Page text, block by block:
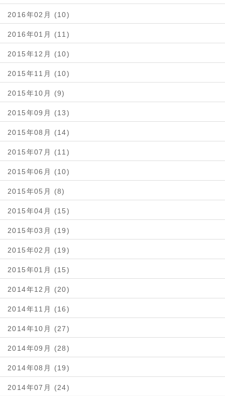
2016年02月 (10)
2016年01月 (11)
2015年12月 (10)
2015年11月 (10)
2015年10月 (9)
2015年09月 (13)
2015年08月 (14)
2015年07月 (11)
2015年06月 (10)
2015年05月 (8)
2015年04月 (15)
2015年03月 (19)
2015年02月 (19)
2015年01月 (15)
2014年12月 (20)
2014年11月 (16)
2014年10月 (27)
2014年09月 (28)
2014年08月 (19)
2014年07月 (24)